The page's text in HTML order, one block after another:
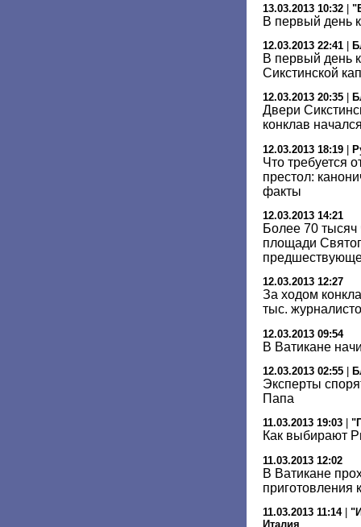
13.03.2013 10:32 |
В первый день
12.03.2013 22:41
В первый день
Сикстинской
12.03.2013 20:35
Двери
конклав
12.03.2013 18:19 |
Что требуется
престол:
факты
12.03.2013 14:21
Более 70 тысяч
площади
12.03.2013 12:27
За ходом
тыс.
12.03.2013 09:54
В Ватикане
12.03.2013 02:55
Эксперты
Папа
11.03.2013 19:03
Как выбирают
11.03.2013 12:02
В Ватикане
приготовления
11.03.2013 11:14|
Италия